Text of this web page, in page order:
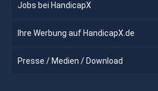
Jobs bei HandicapX
Ihre Werbung auf HandicapX.de
Presse / Medien / Download